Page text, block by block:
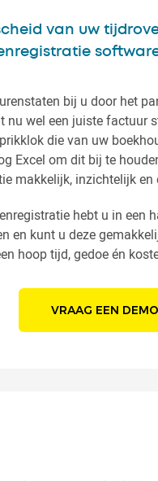
van uw
bij u door het
nu wel een juiste factuur
die van uw
Excel om dit bij te
makkelijk, inzichtelijk
hebt u in een
en kunt u deze
hoop tijd, gedoe én
VRAAG EEN